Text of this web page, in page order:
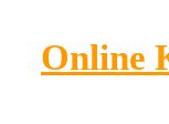
Online